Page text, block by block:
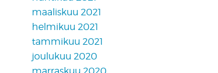
maaliskuu 2021
helmikuu 2021
tammikuu 2021
joulukuu 2020